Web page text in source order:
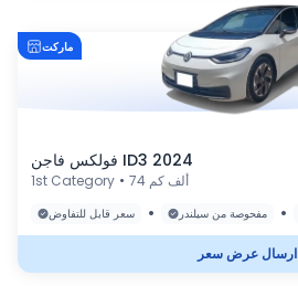
ماركت
فولكس فاجن ID3 2024
1st Category • 74 ألف كم
سعر قابل للتفاوض
• مفحوصة من سيلندر •
ارسال عرض سعر